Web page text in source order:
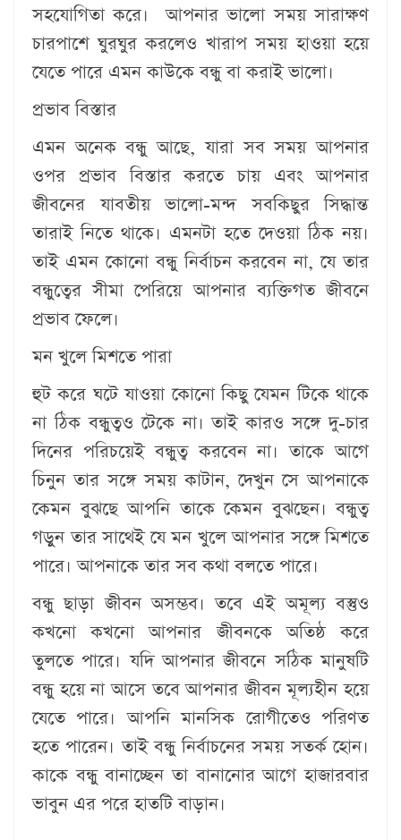
সহযোগিতা করে। আপনার ভালো সময় সারাক্ষণ
চারপাশে ঘুরঘুর করলেও খারাপ সময় হাওয়া হয়ে
যেতে পারে এমন কাউকে বন্ধু বা করাই ভালো।
প্রভাব বিস্তার
এমন অনেক বন্ধু আছে, যারা সব সময় আপনার
ওপর প্রভাব বিস্তার করতে চায় এবং আপনার
জীবনের যাবতীয় ভালো-মন্দ সবকিছুর সিদ্ধান্ত
তারাই নিতে থাকে। এমনটা হতে দেওয়া ঠিক নয়।
তাই এমন কোনো বন্ধু নির্বাচন করবেন না, যে তার
বন্ধুত্বের সীমা পেরিয়ে আপনার ব্যক্তিগত জীবনে
প্রভাব ফেলে।
মন খুলে মিশতে পারা
হুট করে ঘটে যাওয়া কোনো কিছু যেমন টিকে থাকে
না ঠিক বন্ধুত্বও টেকে না। তাই কারও সঙ্গে দু-চার
দিনের পরিচয়েই বন্ধুত্ব করবেন না। তাকে আগে
চিনুন তার সঙ্গে সময় কাটান, দেখুন সে আপনাকে
কেমন বুঝছে আপনি তাকে কেমন বুঝছেন। বন্ধুত্ব
গড়ুন তার সাথেই যে মন খুলে আপনার সঙ্গে মিশতে
পারে। আপনাকে তার সব কথা বলতে পারে।
বন্ধু ছাড়া জীবন অসম্ভব। তবে এই অমূল্য বস্তুও
কখনো কখনো আপনার জীবনকে অতিষ্ঠ করে
তুলতে পারে। যদি আপনার জীবনে সঠিক মানুষটি
বন্ধু হয়ে না আসে তবে আপনার জীবন মূল্যহীন হয়ে
যেতে পারে। আপনি মানসিক রোগীতেও পরিণত
হতে পারেন। তাই বন্ধু নির্বাচনের সময় সতর্ক হোন।
কাকে বন্ধু বানাচ্ছেন তা বানানোর আগে হাজারবার
ভাবুন এর পরে হাতটি বাড়ান।